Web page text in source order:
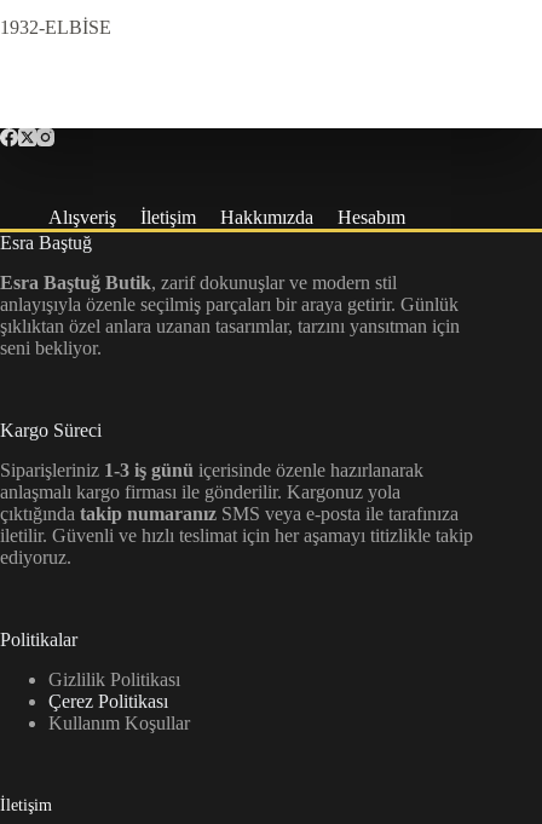
1932-ELBİSE
Alışveriş İletişim Hakkımızda
Hesabım
Esra Baştuğ
Esra Baştuğ Butik, zarif dokunuşlar ve modern stil
anlayışıyla özenle seçilmiş parçaları bir araya getirir. Günlük
şıklıktan özel anlara uzanan tasarımlar, tarzını yansıtman için
seni bekliyor.
Kargo Süreci
Siparişleriniz 1-3 iş günü içerisinde özenle hazırlanarak
anlaşmalı kargo firması ile gönderilir. Kargonuz yola
çıktığında takip numaranız SMS veya e-posta ile tarafınıza
iletilir. Güvenli ve hızlı teslimat için her aşamayı titizlikle takip
ediyoruz.
Politikalar
Gizlilik Politikası
Çerez Politikası
Kullanım Koşullar
İletişim